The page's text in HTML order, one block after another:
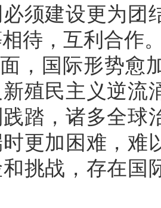
须建设更为团
待，互利合作
，国际形势愈
殖民主义逆流
踏，诸多全球
时更加困难，难
挑战，存在国